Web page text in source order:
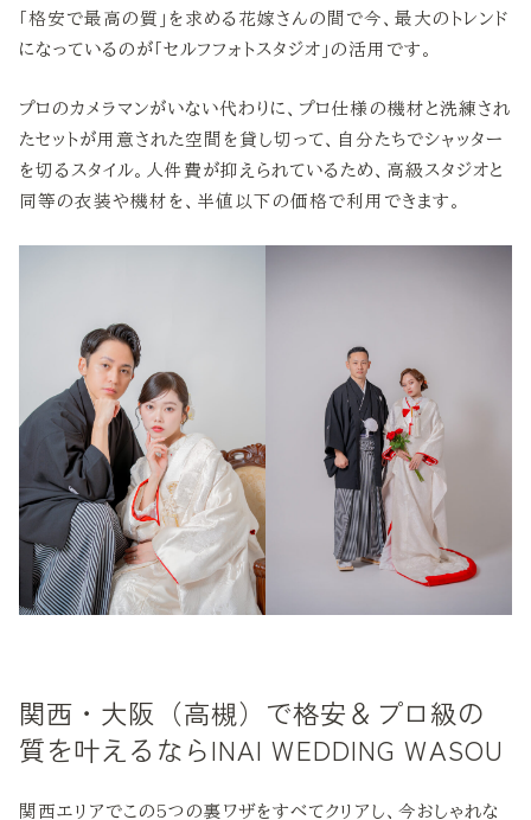
「格安で最高の質」を求める花嫁さんの間で今、最大のトレンド
になっているのが「セルフフォトスタジオ」の活用です。
プロのカメラマンがいない代わりに、プロ仕様の機材と洗練され
たセットが用意された空間を貸し切って、自分たちでシャッター
を切るスタイル。人件費が抑えられているため、高級スタジオと
同等の衣装や機材を、半値以下の価格で利用できます。
関西・大阪（高槻）で格安＆プロ級の
質を叶えるならINAI WEDDING WASOU
関西エリアでこの5つの裏ワザをすべてクリアし、今おしゃれな